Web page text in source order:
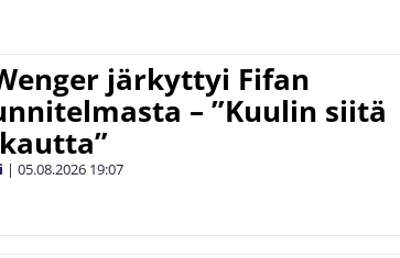
järkyttyi Fifan
– ”Kuulin siitä
| 05.08.2026 19:07